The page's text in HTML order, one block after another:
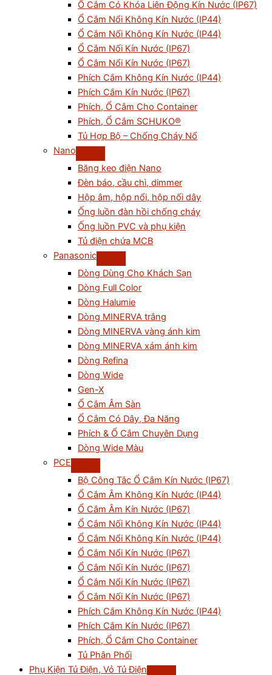
Ổ Cắm Có Khóa Liên Động Kín Nước (IP67)
Ổ Cắm Nổi Không Kín Nước (IP44)
Ổ Cắm Nối Không Kín Nước (IP44)
Ổ Cắm Nối Kín Nước (IP67)
Ổ Cắm Nổi Kín Nước (IP67)
Phích Cắm Không Kín Nước (IP44)
Phích Cắm Kín Nước (IP67)
Phích, Ổ Cắm Cho Container
Phích, Ổ Cắm SCHUKO®
Tủ Hợp Bộ – Chống Cháy Nổ
Nano
Băng keo điện Nano
Đèn báo, cầu chì, dimmer
Hộp âm, hộp nổi, hộp nối dây
Ống luồn đàn hồi chống cháy
Ống luồn PVC và phụ kiện
Tủ điện chứa MCB
Panasonic
Dòng Dùng Cho Khách Sạn
Dòng Full Color
Dòng Halumie
Dòng MINERVA trắng
Dòng MINERVA vàng ánh kim
Dòng MINERVA xám ánh kim
Dòng Refina
Dòng Wide
Gen-X
Ổ Cắm Âm Sàn
Ổ Cắm Có Dây, Đa Năng
Phích & Ổ Cắm Chuyên Dụng
Dòng Wide Màu
PCE
Bộ Công Tắc Ổ Cắm Kín Nước (IP67)
Ổ Cắm Âm Không Kín Nước (IP44)
Ổ Cắm Âm Kín Nước (IP67)
Ổ Cắm Nối Không Kín Nước (IP44)
Ổ Cắm Nổi Không Kín Nước (IP44)
Ổ Cắm Nổi Kín Nước (IP67)
Ổ Cắm Nối Kín Nước (IP67)
Ổ Cắm Nổi Kín Nước (IP67)
Ổ Cắm Nối Kín Nước (IP67)
Phích Cắm Không Kín Nước (IP44)
Phích Cắm Kín Nước (IP67)
Phích, Ổ Cắm Cho Container
Tủ Phân Phối
Phụ Kiện Tủ Điện, Vỏ Tủ Điện